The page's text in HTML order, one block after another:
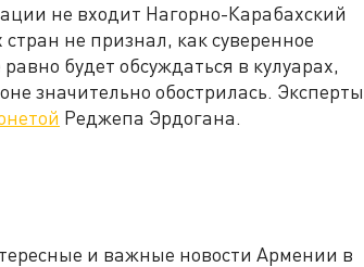
не входит Нагорно-Карабахский
стран не признал, как суверенное
будет обсуждаться в кулуарах,
значительно обострилась. Эксперты
Реджепа Эрдогана.
и важные новости Армении в